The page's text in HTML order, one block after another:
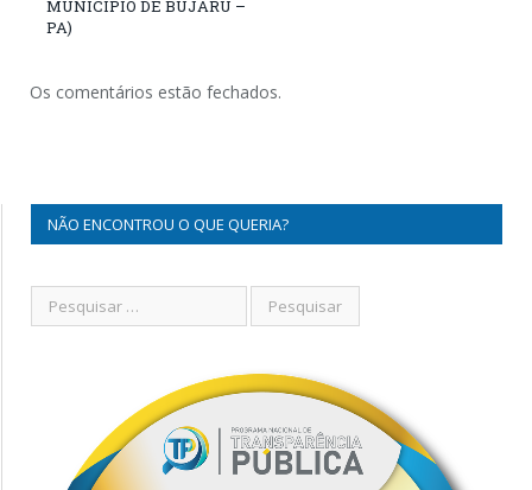
MUNICÍPIO DE BUJARU –
PA)
Os comentários estão fechados.
NÃO ENCONTROU O QUE QUERIA?